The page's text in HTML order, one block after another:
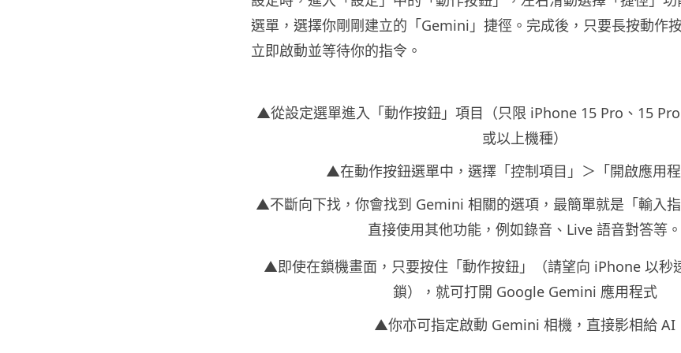
選單，選擇你剛剛建立的「Gemini」捷徑。完成後，只要長按動作
立即啟動並等待你的指令。
▲從設定選單進入「動作按鈕」項目（只限 iPhone 15 Pro、15 Pro
或以上機種）
▲在動作按鈕選單中，選擇「控制項目」＞「開啟應用程
▲不斷向下找，你會找到 Gemini 相關的選項，最簡單就是「輸入指
直接使用其他功能，例如錄音、Live 語音對答等。
▲即使在鎖機畫面，只要按住「動作按鈕」（請望向 iPhone 以秒
鎖），就可打開 Google Gemini 應用程式
▲你亦可指定啟動 Gemini 相機，直接影相給 AI